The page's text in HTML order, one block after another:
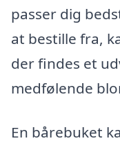
passer dig
at bestille fra,
der findes et
medfølende
En bårebuket